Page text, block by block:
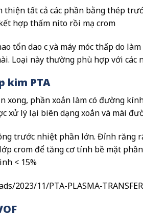
thiện tất cả các phần bằng thép
hợp thấm nito rồi mạ crom
tổn dao cụ và máy móc thấp do
Loại này thường phù hợp với
kim PTA
xong, phần xoắn làm có đường
xử lý lại biên dạng xoắn và mài
trước nhiệt phần lớn. Đỉnh răng
lớp crom để tăng cơ tính bề mặt
< 15%
2023/11/PTA-PLASMA-